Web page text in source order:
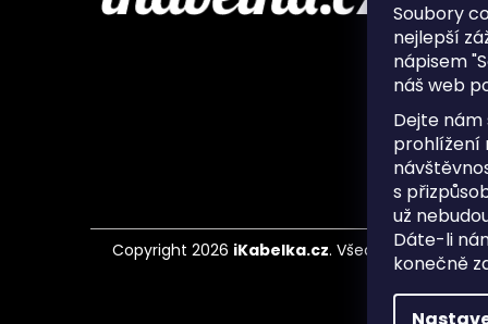
Soubory
nejlepší
nápisem
náš web
Dejte
prohlížení
s
už
Dáte-li
konečně
O nás
Často
Copyright 2026 iKabelka.cz. Všechna práva